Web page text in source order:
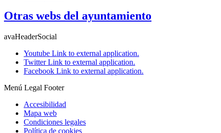
Otras webs del ayuntamiento
avaHeaderSocial
Youtube Link to external application.
TwitterLink to external application.
Facebook Link to external application.
Menú Legal Footer
Accesibilidad
Mapa web
Condiciones legales
Política de cookies